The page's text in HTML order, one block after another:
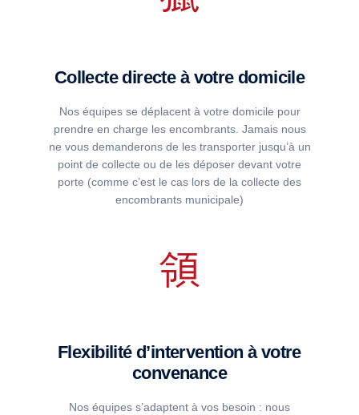
Collecte directe à votre domicile
Nos équipes se déplacent à votre domicile pour
prendre en charge les encombrants. Jamais nous
ne vous demanderons de les transporter jusqu’à un
point de collecte ou de les déposer devant votre
porte (comme c’est le cas lors de la collecte des
encombrants municipale)
Flexibilité d’intervention à votre
convenance
Nos équipes s’adaptent à vos besoin : nous